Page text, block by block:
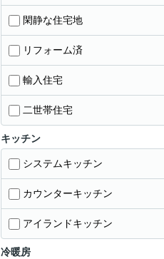
閑静な住宅地
リフォーム済
輸入住宅
二世帯住宅
キッチン
システムキッチン
カウンターキッチン
アイランドキッチン
冷暖房